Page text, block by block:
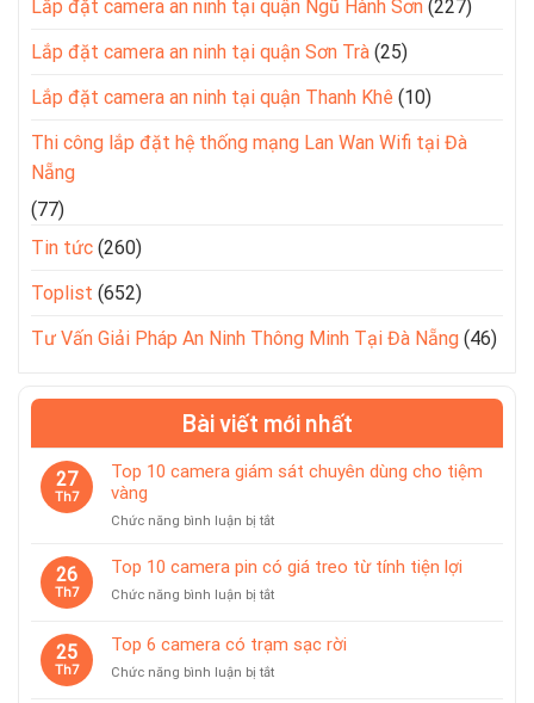
Lắp đặt camera an ninh tại quận Ngũ Hành Sơn (227)
Lắp đặt camera an ninh tại quận Sơn Trà (25)
Lắp đặt camera an ninh tại quận Thanh Khê (10)
Thi công lắp đặt hệ thống mạng Lan Wan Wifi tại Đà
Nẵng
(77)
Tin tức (260)
Toplist (652)
Tư Vấn Giải Pháp An Ninh Thông Minh Tại Đà Nẵng (46)
Bài viết mới nhất
27
Th7
Top 10 camera giám sát chuyên dùng cho tiệm
vàng
Chức năng bình luận bị tắtở
10
camera
giám
chuyên
26
Th7
Top 10 camera pin có giá treo từ tính tiện lợi
Chức năng bình luận bị tắtở
camera
pin
25
Th7
Top 6 camera có trạm sạc rời
Chức năng bình luận bị tắtở